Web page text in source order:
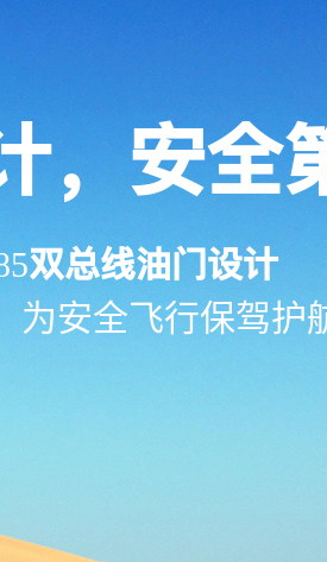
，安全
双总线油门设计
为安全飞行保驾护